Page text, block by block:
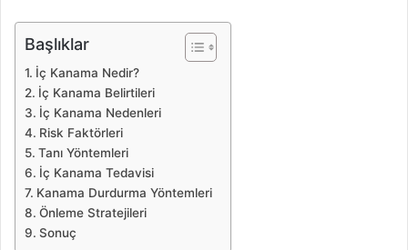
Başlıklar
İç Kanama Nedir?
İç Kanama Belirtileri
İç Kanama Nedenleri
Risk Faktörleri
Tanı Yöntemleri
İç Kanama Tedavisi
Kanama Durdurma Yöntemleri
Önleme Stratejileri
Sonuç